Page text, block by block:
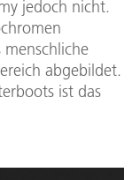
jedoch nicht.
abgebildet.
ist das